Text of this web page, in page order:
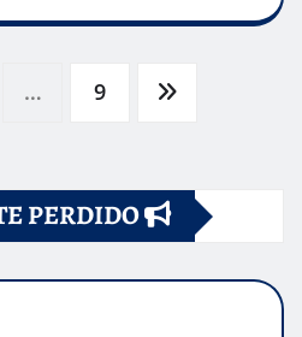
… 9
PERDIDO